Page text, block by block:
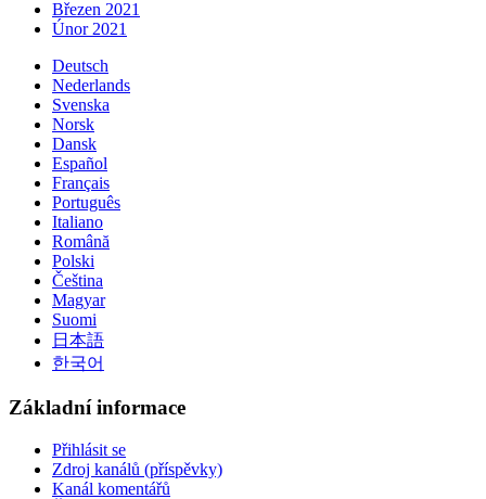
Březen 2021
Únor 2021
Deutsch
Nederlands
Svenska
Norsk
Dansk
Español
Français
Português
Italiano
Română
Polski
Čeština
Magyar
Suomi
日本語
한국어
Základní informace
Přihlásit se
Zdroj kanálů (příspěvky)
Kanál komentářů